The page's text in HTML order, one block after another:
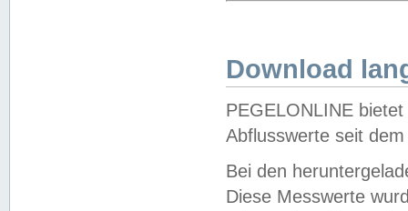
Download
PEGELONLINE
Abflusswerte seit
Bei den
Diese Messwerte